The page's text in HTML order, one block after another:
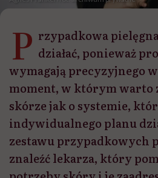
P rzypadkowa
działać, ponieważ
wymagają precyzyjnego
moment, w którym warto
skórze jak o systemie,
indywidualnego planu
zestawu przypadkowych
znaleźć lekarza, który